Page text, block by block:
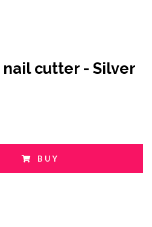
cutter - Silver
BUY